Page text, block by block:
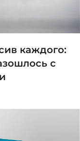
каждого:
с